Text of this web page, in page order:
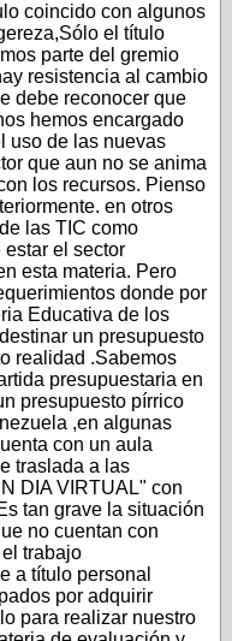
coincido con algunos
el título
parte del gremio
resistencia al cambio
debe reconocer que
hemos encargado
uso de las nuevas
que aun no se anima
los recursos. Pienso
en otros
las TIC como
el sector
esta materia. Pero
donde por
Educativa de los
un presupuesto
realidad .Sabemos
presupuestaria en
presupuesto pírrico
,en algunas
con un aula
traslada a las
DIA VIRTUAL" con
tan grave la situación
no cuentan con
trabajo
a título personal
por adquirir
para realizar nuestro